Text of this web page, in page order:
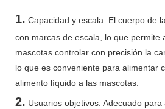
1. Capacidad y escala: El cuerpo de
con marcas de escala, lo que permite
mascotas controlar con precisión la
lo que es conveniente para alimentar
alimento líquido a las mascotas.
2. Usuarios objetivos: Adecuado